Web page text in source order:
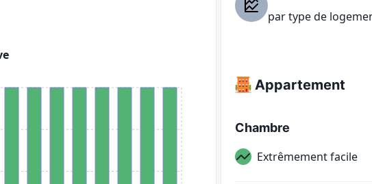
par type de
Appartement
Chambre
Extrêmement facile